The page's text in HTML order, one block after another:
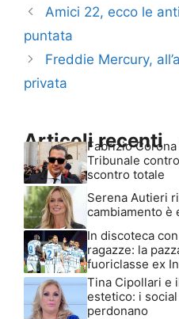
Amici 22, ecco le
puntata
Freddie Mercury,
privata
Articoli recenti
Fabrizio Corona
Tribunale
scontro totale
Serena Autieri
cambiamento è
In discoteca
ragazze: la
fuoriclasse ex
Tina Cipollari e
estetico: i
perdonano